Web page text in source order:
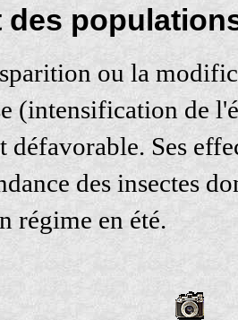
des
ou la
(intensification de
défavorable. Ses
des insectes
régime en été.